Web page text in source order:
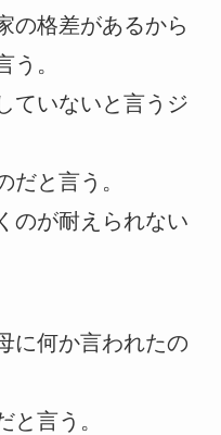
の格差があるから
う。
ていないと言うジ
だと言う。
のが耐えられない
に何か言われたの
と言う。